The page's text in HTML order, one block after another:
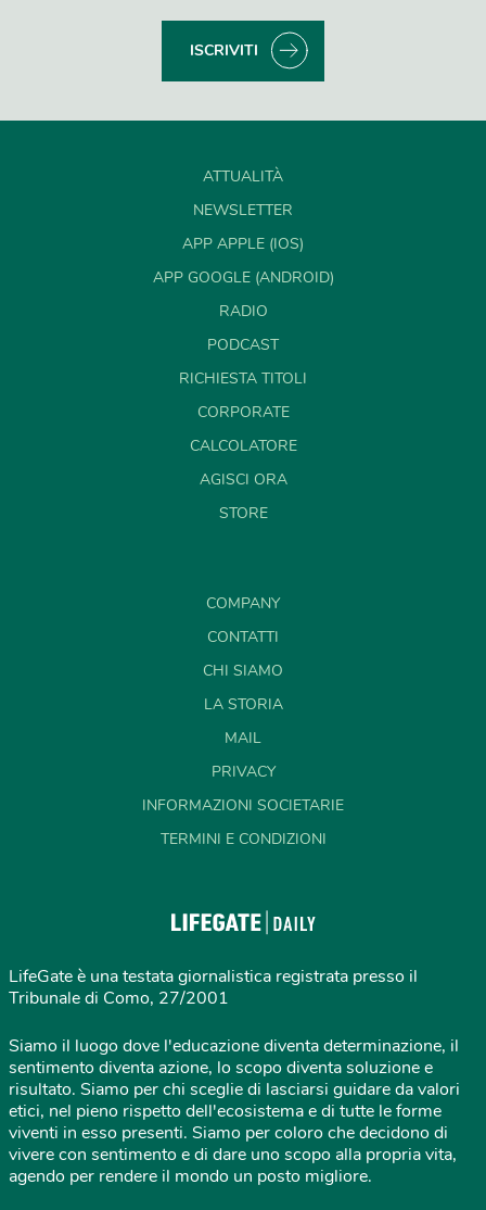
ISCRIVITI
ATTUALITÀ
NEWSLETTER
APP APPLE (IOS)
APP GOOGLE (ANDROID)
RADIO
PODCAST
RICHIESTA TITOLI
CORPORATE
CALCOLATORE
AGISCI ORA
STORE
COMPANY
CONTATTI
CHI SIAMO
LA STORIA
MAIL
PRIVACY
INFORMAZIONI SOCIETARIE
TERMINI E CONDIZIONI
LifeGate è una testata giornalistica registrata presso il
Tribunale di Como, 27/2001
Siamo il luogo dove l'educazione diventa determinazione, il
sentimento diventa azione, lo scopo diventa soluzione e
risultato. Siamo per chi sceglie di lasciarsi guidare da valori
etici, nel pieno rispetto dell'ecosistema e di tutte le forme
viventi in esso presenti. Siamo per coloro che decidono di
vivere con sentimento e di dare uno scopo alla propria vita,
agendo per rendere il mondo un posto migliore.